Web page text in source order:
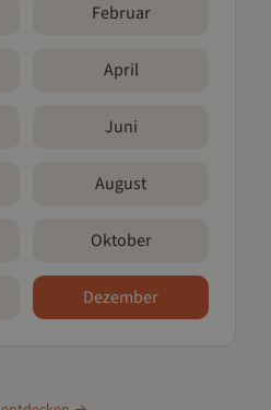
Februar
April
Juni
August
Oktober
Dezember